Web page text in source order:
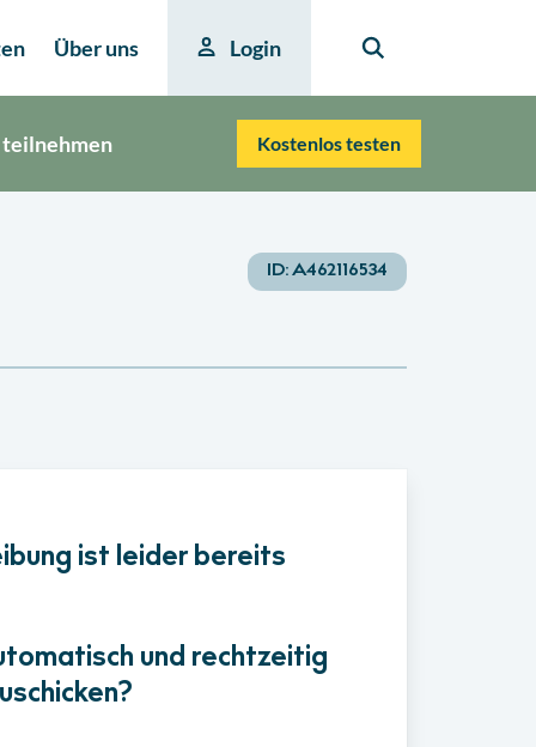
Über uns Login
teilnehmen Kostenlos testen
ID:A462116534
ist leider bereits
und rechtzeitig